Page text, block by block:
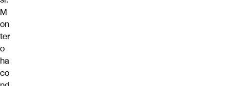
M
on
ter
o
ha
co